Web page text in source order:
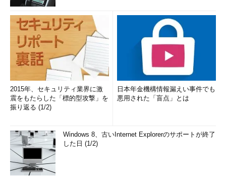
2015年、セキュリティ業界に激
震をもたらした「標的型攻撃」を
振り返る (1/2)
日本年金機構情報漏えい事件でも
悪用された「盲点」とは
Windows 8、古いInternet Explorerのサポートが終了
した日 (1/2)